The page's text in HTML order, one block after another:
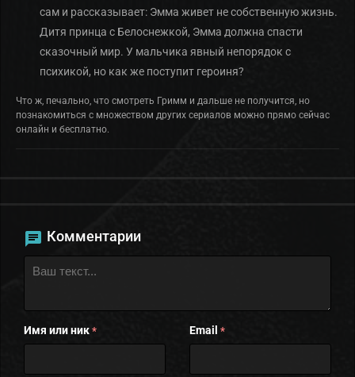
сам и рассказывает: Эмма живет не собственную жизнь.
Дитя принца с Белоснежкой, Эмма должна спасти
сказочный мир. У мальчика явный непорядок с
психикой, но как же поступит героиня?
Что ж, печально, что смотреть Гримм и дальше не получится, но
познакомиться с множеством других сериалов можно прямо сейчас
онлайн и бесплатно.
Комментарии
Имя или ник * Email *